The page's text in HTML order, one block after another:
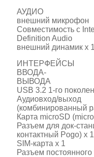
АУДИО
внешний микрофон
Совместимость с
Definition Audio
внешний динамик х 1
ИНТЕРФЕЙСЫ
ВВОДА-
ВЫВОДА
USB 3.2 1-го
Аудиовход/выход
(комбинированный
Карта microSD
Разъем для док-
контактный Pogo) x 1
SIM-карта х 1
Разъем постоянного